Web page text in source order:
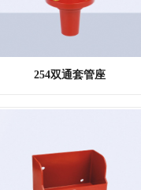
254双通套管座